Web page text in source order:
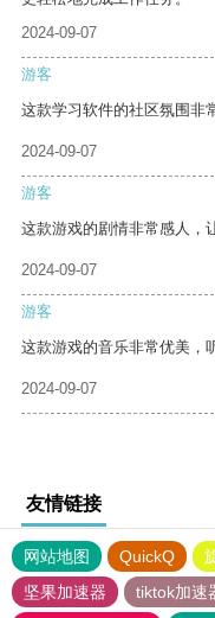
2024-09-07
游客
这款学习软件的社区氛围非
2024-09-07
游客
这款游戏的剧情非常感人，
2024-09-07
游客
这款游戏的音乐非常优美，
2024-09-07
友情链接
网站地图 QuickQ
坚果加速器
tiktok加速